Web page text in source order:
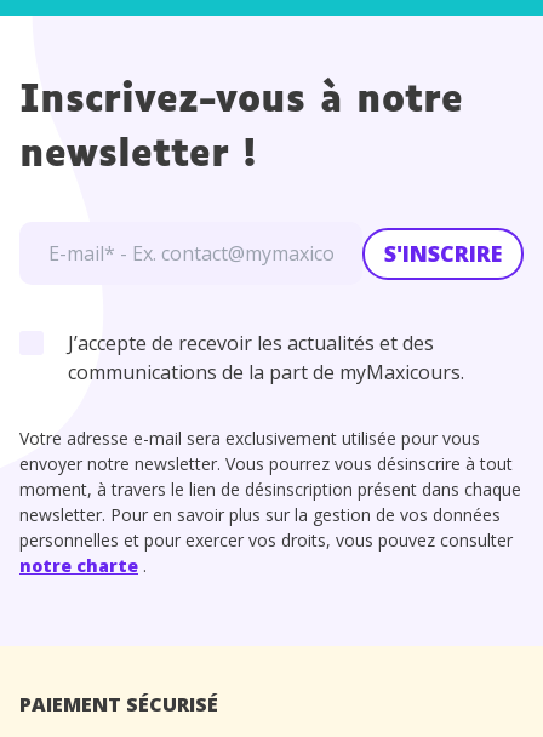
Inscrivez-vous à notre
newsletter !
S'INSCRIRE
J’accepte de recevoir les actualités et des
communications de la part de myMaxicours.
Votre adresse e-mail sera exclusivement utilisée pour vous
envoyer notre newsletter. Vous pourrez vous désinscrire à tout
moment, à travers le lien de désinscription présent dans chaque
newsletter. Pour en savoir plus sur la gestion de vos données
personnelles et pour exercer vos droits, vous pouvez consulter
notre charte .
PAIEMENT SÉCURISÉ